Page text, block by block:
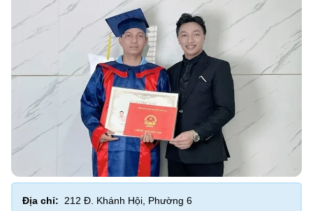
Địa chỉ: 212 Đ. Khánh Hội, Phường 6